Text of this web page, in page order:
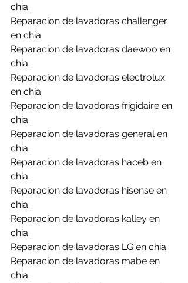
chia.
Reparacion de lavadoras challenger
en chia.
Reparacion de lavadoras daewoo en
chia.
Reparacion de lavadoras electrolux
en chia.
Reparacion de lavadoras frigidaire en
chia.
Reparacion de lavadoras general en
chia.
Reparacion de lavadoras haceb en
chia.
Reparacion de lavadoras hisense en
chia.
Reparacion de lavadoras kalley en
chia.
Reparacion de lavadoras LG en chia.
Reparacion de lavadoras mabe en
chia.